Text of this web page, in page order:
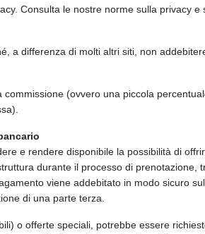
Consulta le nostre norme sulla privacy e
a differenza di molti altri siti, non
(ovvero una piccola
e rendere disponibile la possibilità di
durante il processo di
viene addebitato in modo sicuro
di una parte terza.
o offerte speciali, potrebbe essere